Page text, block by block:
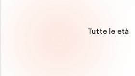
Tutte le età